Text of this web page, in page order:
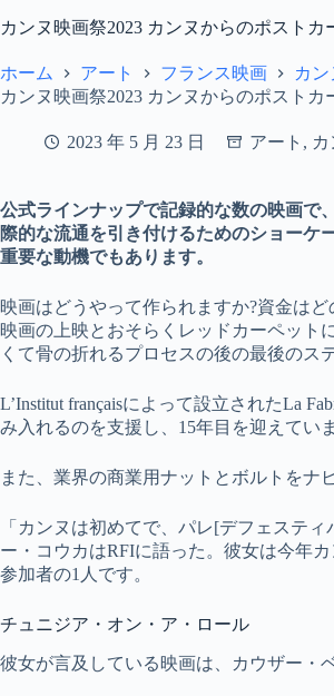
カンヌ映画祭2023 カンヌからのポスト
ホーム アート フランス映画
カ
カンヌ映画祭2023 カンヌからのポスト
2023 年 5 月 23 日 アート ,
公式ラインナップで記録的な数の映画で
際的な流通を引き付けるためのショーケ
重要な動機でもあります。
映画はどうやって作られますか?資金は
映画の上映とおそらくレッドカーペット
くて骨の折れるプロセスの後の最後のス
L’Institut françaisによって設立されたLa
み入れるのを支援し、15年目を迎えていま
また、業界の商業用ナットとボルトをナ
「カンヌは初めてで、パレ[デフェステ
ー・コウカはRFIに語った。彼女は今年
参加者の1人です。
チュニジア・オン・ア・ロール
彼女が言及している映画は、カウザー・